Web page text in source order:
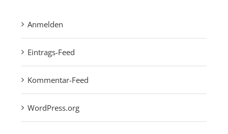
Anmelden
Eintrags-Feed
Kommentar-Feed
WordPress.org